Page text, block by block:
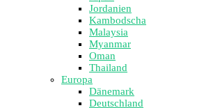
Jordanien
Kambodscha
Malaysia
Myanmar
Oman
Thailand
Europa
Dänemark
Deutschland